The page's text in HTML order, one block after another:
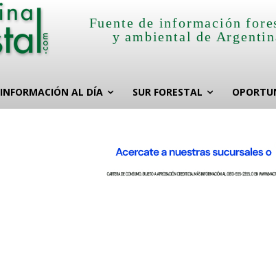
Fuente de información
y ambiental de
INFORMACIÓN AL DÍA SUR FORESTAL